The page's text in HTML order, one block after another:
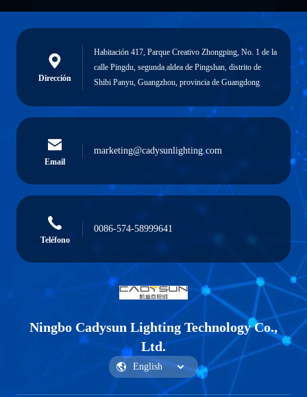
Dirección
Habitación 417, Parque Creativo Zhongping, No. 1 de la
calle Pingdu, segunda aldea de Pingshan, distrito de
Shibi Panyu, Guangzhou, provincia de Guangdong
Email
marketing@cadysunlighting.com
Teléfono
0086-574-58999641
Ningbo Cadysun Lighting Technology Co.,
Ltd.